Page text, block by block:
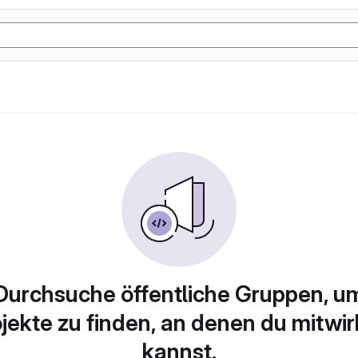
öffentliche Gruppen,
zu finden, an denen du
kannst.